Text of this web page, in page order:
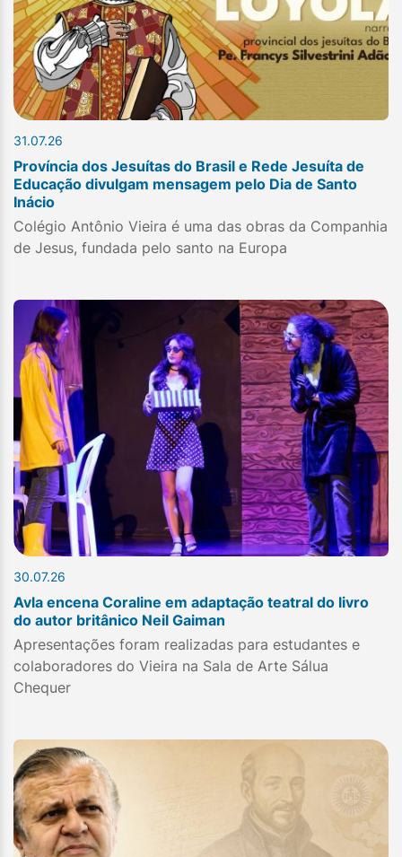
31.07.26
Província dos Jesuítas do Brasil e Rede Jesuíta de
Educação divulgam mensagem pelo Dia de Santo
Inácio
Colégio Antônio Vieira é uma das obras da Companhia
de Jesus, fundada pelo santo na Europa
30.07.26
Avla encena Coraline em adaptação teatral do livro
do autor britânico Neil Gaiman
Apresentações foram realizadas para estudantes e
colaboradores do Vieira na Sala de Arte Sálua
Chequer